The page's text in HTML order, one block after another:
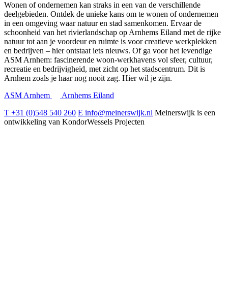
Wonen of ondernemen kan straks in een van de verschillende
deelgebieden. Ontdek de unieke kans om te wonen of ondernemen
in een omgeving waar natuur en stad samenkomen. Ervaar de
schoonheid van het rivierlandschap op Arnhems Eiland met de rijke
natuur tot aan je voordeur en ruimte is voor creatieve werkplekken
en bedrijven – hier ontstaat iets nieuws. Of ga voor het levendige
ASM Arnhem: fascinerende woon-werkhavens vol sfeer, cultuur,
recreatie en bedrijvigheid, met zicht op het stadscentrum. Dit is
Arnhem zoals je haar nog nooit zag. Hier wil je zijn.
ASM Arnhem
Arnhems Eiland
T +31 (0)548 540 260 E info@meinerswijk.nl Meinerswijk is een
ontwikkeling van KondorWessels Projecten